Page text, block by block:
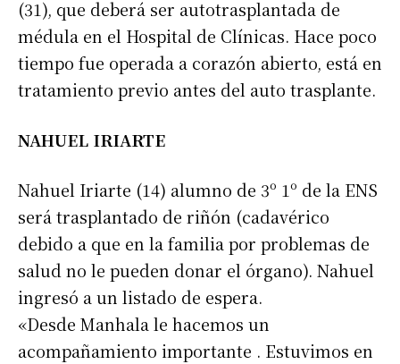
(31), que deberá ser autotrasplantada de
médula en el Hospital de Clínicas. Hace poco
tiempo fue operada a corazón abierto, está en
tratamiento previo antes del auto trasplante.
NAHUEL IRIARTE
Nahuel Iriarte (14) alumno de 3º 1º de la ENS
será trasplantado de riñón (cadavérico
debido a que en la familia por problemas de
salud no le pueden donar el órgano). Nahuel
ingresó a un listado de espera.
«Desde Manhala le hacemos un
acompañamiento importante . Estuvimos en